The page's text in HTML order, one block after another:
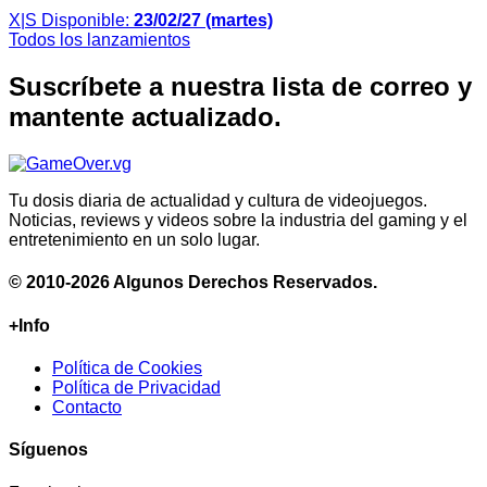
X|S Disponible: 23/02/27 (martes)
Todos los lanzamientos
Suscríbete a nuestra lista de correo y
mantente actualizado.
Tu dosis diaria de actualidad y cultura de videojuegos.
Noticias, reviews y videos sobre la industria del gaming y el
entretenimiento en un solo lugar.
© 2010-2026 Algunos Derechos Reservados.
+Info
Política de Cookies
Política de Privacidad
Contacto
Síguenos